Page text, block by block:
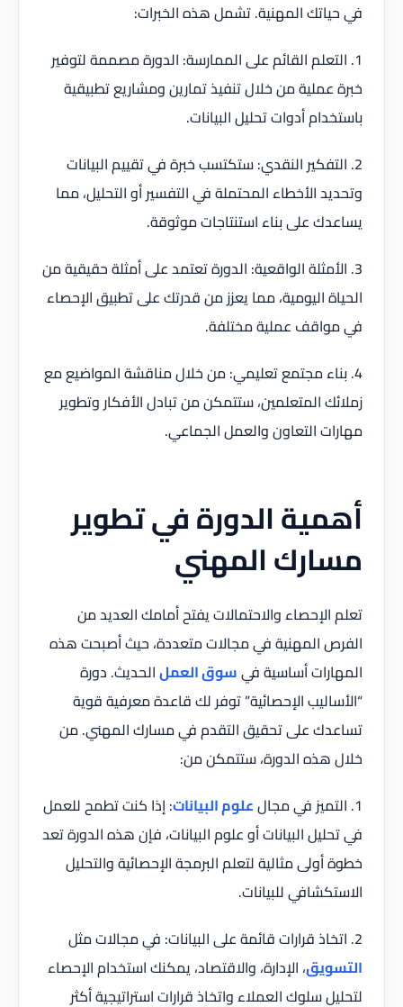
في حياتك المهنية. تشمل هذه الخبرات:
1. التعلم القائم على الممارسة: الدورة مصممة لتوفير
خبرة عملية من خلال تنفيذ تمارين ومشاريع تطبيقية
باستخدام أدوات تحليل البيانات.
2. التفكير النقدي: ستكتسب خبرة في تقييم البيانات
وتحديد الأخطاء المحتملة في التفسير أو التحليل، مما
يساعدك على بناء استنتاجات موثوقة.
3. الأمثلة الواقعية: الدورة تعتمد على أمثلة حقيقية من
الحياة اليومية، مما يعزز من قدرتك على تطبيق الإحصاء
في مواقف عملية مختلفة.
4. بناء مجتمع تعليمي: من خلال مناقشة المواضيع مع
زملائك المتعلمين، ستتمكن من تبادل الأفكار وتطوير
مهارات التعاون والعمل الجماعي.
أهمية الدورة في تطوير
مسارك المهني
تعلم الإحصاء والاحتمالات يفتح أمامك العديد من
الفرص المهنية في مجالات متعددة، حيث أصبحت هذه
المهارات أساسية فيسوق العملالحديث. دورة
“الأساليب الإحصائية” توفر لك قاعدة معرفية قوية
تساعدك على تحقيق التقدم في مسارك المهني. من
خلال هذه الدورة، ستتمكن من:
1. التميز في مجال
علوم البيانات: إذا كنت تطمح للعمل
في تحليل البيانات أو علوم البيانات، فإن هذه الدورة تعد
خطوة أولى مثالية لتعلم البرمجة الإحصائية والتحليل
الاستكشافي للبيانات.
2. اتخاذ قرارات قائمة على البيانات: في مجالات مثل
التسويق، الإدارة، والاقتصاد، يمكنك استخدام الإحصاء
لتحليل سلوك العملاء واتخاذ قرارات استراتيجية أكثر